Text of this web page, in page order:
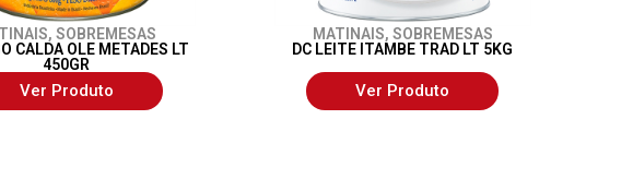
,SOBREMESAS
CALDA OLE METADES LT
450GR
Ver Produto
MATINAIS, SOBREMESAS
DC LEITE ITAMBE TRAD LT 5KG
Ver Produto